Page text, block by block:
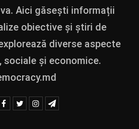
Aici găsești informații
obiective și știri de
diverse aspecte
sociale și economice.